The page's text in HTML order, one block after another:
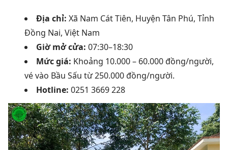
Địa chỉ: Xã Nam Cát Tiên, Huyện Tân Phú, Tỉnh
Đồng Nai, Việt Nam
Giờ mở cửa: 07:30–18:30
Mức giá: Khoảng 10.000 – 60.000 đồng/người,
vé vào Bầu Sấu từ 250.000 đồng/người.
Hotline: 0251 3669 228